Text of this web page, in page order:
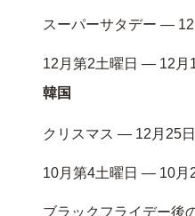
スーパーサタデー — 12
12月第2土曜日 — 12月
韓国
クリスマス — 12月25日
10月第4土曜日 — 10月
ブラックフライデー後